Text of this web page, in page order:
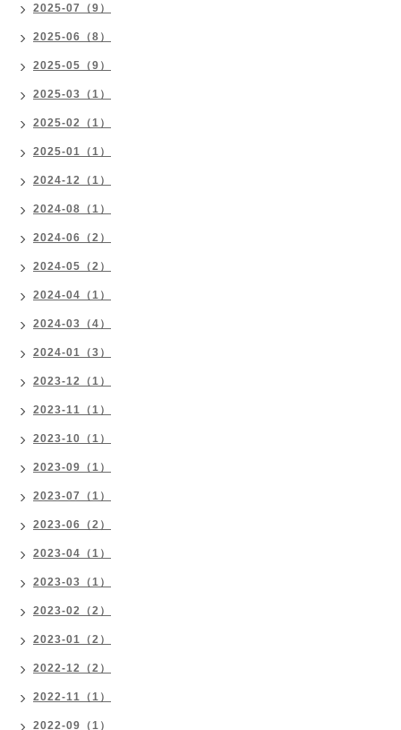
2025-07（9）
2025-06（8）
2025-05（9）
2025-03（1）
2025-02（1）
2025-01（1）
2024-12（1）
2024-08（1）
2024-06（2）
2024-05（2）
2024-04（1）
2024-03（4）
2024-01（3）
2023-12（1）
2023-11（1）
2023-10（1）
2023-09（1）
2023-07（1）
2023-06（2）
2023-04（1）
2023-03（1）
2023-02（2）
2023-01（2）
2022-12（2）
2022-11（1）
2022-09（1）